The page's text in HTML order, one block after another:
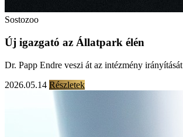
Sostozoo
Új igazgató az Állatpark élén
Dr. Papp Endre veszi át az intézmény irányítását
2026.05.14 Részletek